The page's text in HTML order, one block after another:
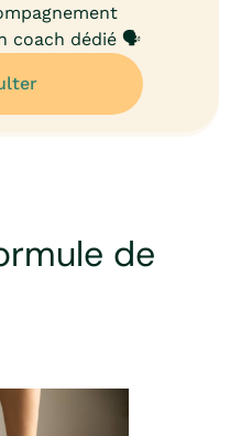
coach dédié 🗣️
de